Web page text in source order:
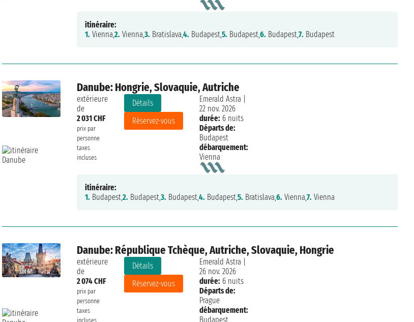
itinéraire:
1. Vienna,2. Vienna,3. Bratislava,4. Budapest,5. Budapest,6. Budapest,7. Budapest
Danube: Hongrie, Slovaquie, Autriche
extérieure
de
2 031 CHF
prix par
personne
taxes
incluses
Détails
Réservez-vous
Emerald Astra
22 nov. 2026
durée: 6 nuits
Départs de:
Budapest
débarquement:
Vienna
itinéraire:
1. Budapest,2. Budapest,3. Budapest,4. Budapest,5. Bratislava,6. Vienna,7. Vienna
Danube: République Tchèque, Autriche, Slovaquie, Hongrie
extérieure
de
2 074 CHF
prix par
personne
taxes
Détails
Réservez-vous
Emerald Astra
26 nov. 2026
durée: 6 nuits
Départs de:
Prague
débarquement:
Budapest